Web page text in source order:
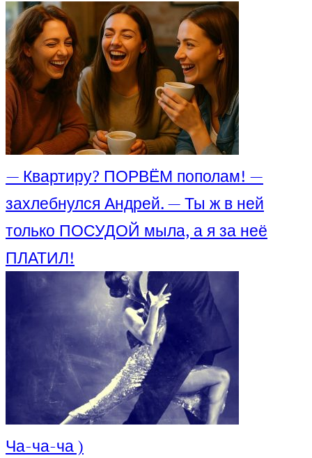
— Квартиру? ПОРВЁМ пополам! —
захлебнулся Андрей. — Ты ж в ней
только ПОСУДОЙ мыла, а я за неё
ПЛАТИЛ!
Ча-ча-ча )